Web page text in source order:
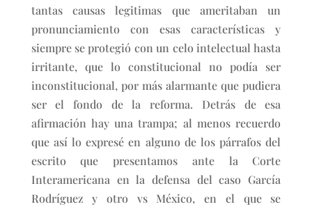
tantas causas legitimas que ameritaban un
pronunciamiento con esas características y
siempre se protegió con un celo intelectual hasta
irritante, que lo constitucional no podía ser
inconstitucional, por más alarmante que pudiera
ser el fondo de la reforma. Detrás de esa
afirmación hay una trampa; al menos recuerdo
que así lo expresé en alguno de los párrafos del
escrito que presentamos ante la Corte
Interamericana en la defensa del caso García
Rodríguez y otro vs México, en el que se